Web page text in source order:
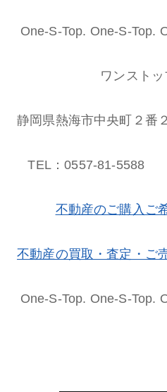
One-S-Top. One-S-Top.
ワンストッ
静岡県熱海市中央町２番
TEL：0557-81-5588
不動産のご購入ご
不動産の買取・査定・ご
One-S-Top. One-S-Top.